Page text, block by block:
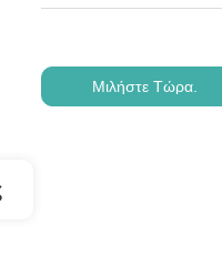
Μιλήστε Τώρα.